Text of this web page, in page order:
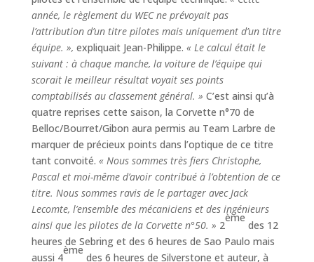
année, le règlement du WEC ne prévoyait pas
l’attribution d’un titre pilotes mais uniquement d’un titre
équipe. », expliquait Jean-Philippe. « Le calcul était le
suivant : à chaque manche, la voiture de l’équipe qui
scorait le meilleur résultat voyait ses points
comptabilisés au classement général. » C’est ainsi qu’à
quatre reprises cette saison, la Corvette n°70 de
Belloc/Bourret/Gibon aura permis au Team Larbre de
marquer de précieux points dans l’optique de ce titre
tant convoité. « Nous sommes très fiers Christophe,
Pascal et moi-même d’avoir contribué à l’obtention de ce
titre. Nous sommes ravis de le partager avec Jack
Lecomte, l’ensemble des mécaniciens et des ingénieurs
ainsi que les pilotes de la Corvette n°50. » 2
ème
des 12
heures de Sebring et des 6 heures de Sao Paulo mais
aussi 4
ème
des 6 heures de Silverstone et auteur, à